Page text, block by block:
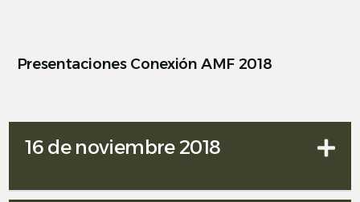
Presentaciones Conexión AMF 2018
16 de noviembre 2018